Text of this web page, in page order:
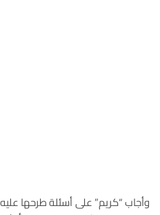
وأجاب “كريم” على أسئلة طرحها